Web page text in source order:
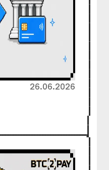
26.06.2026